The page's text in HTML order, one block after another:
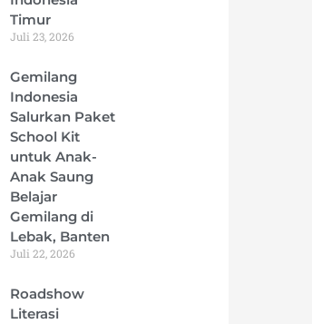
Timur
Juli 23, 2026
Gemilang
Indonesia
Salurkan Paket
School Kit
untuk Anak-
Anak Saung
Belajar
Gemilang di
Lebak, Banten
Juli 22, 2026
Roadshow
Literasi